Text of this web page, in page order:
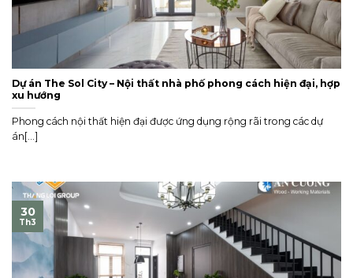
Dự án The Sol City – Nội thất nhà phố phong cách hiện đại, hợp
xu hướng
Phong cách nội thất hiện đại được ứng dụng rộng rãi trong các dự
án[...]
30
Th3